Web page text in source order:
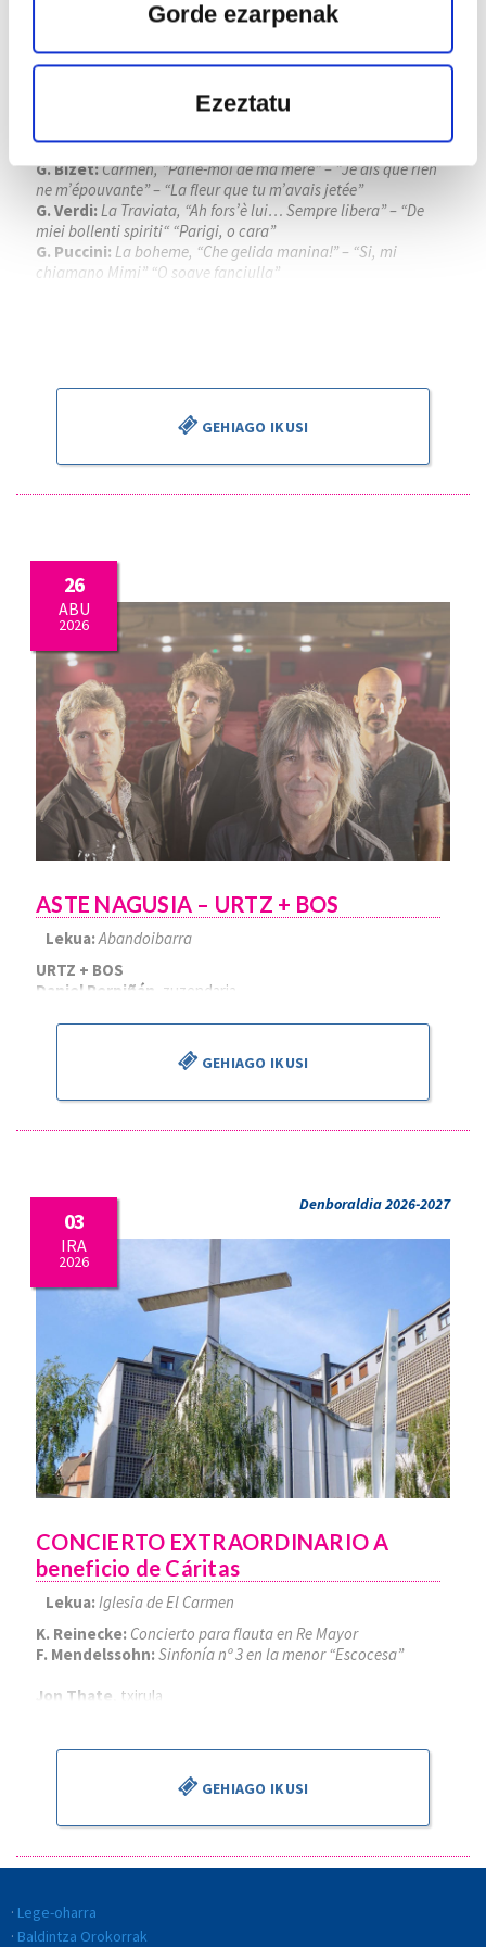
Gorde ezarpenak
Ezeztatu
Palacio de Festivales de Cantabria
G. Verdi:La forza del destino, obertura
– “Parmi veder le lagrime”
“Tombe degli avi miei” – “Verranno a te sull’aure”
G. Bizet:Carmen, “Parle-moi de ma mère” – “Je dis que rien
ne m’épouvante” – “La fleur que tu m’avais jetée”
G. Verdi: La Traviata, “Ah fors’è lui… Sempre libera” – “De
miei bollenti spiriti“ “Parigi, o cara”
G. Puccini: La boheme, “Che gelida manina!” – “Si, mi
chiamano Mimi” “O soave fanciulla”
GEHIAGO IKUSI
26
ABU
2026
ASTE NAGUSIA – URTZ + BOS
Lekua:Abandoibarra
URTZ + BOS
Daniel Perpiñán , zuzendaria
GEHIAGO IKUSI
Denboraldia 2026-2027
03
IRA
2026
CONCIERTO EXTRAORDINARIO A
beneficio de Cáritas
Lekua:Iglesia de El Carmen
K. Reinecke: Concierto para flauta en Re Mayor
F. Mendelssohn:Sinfonía nº 3 en la menor “Escocesa”
Jon Thate , txirula
GEHIAGO IKUSI
Lege-oharra
Baldintza Orokorrak